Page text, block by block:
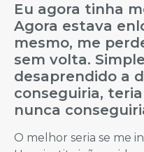
Eu agora tinha
Agora estava
mesmo, me
sem volta.
desaprendido a
conseguiria,
nunca
O melhor seria se me